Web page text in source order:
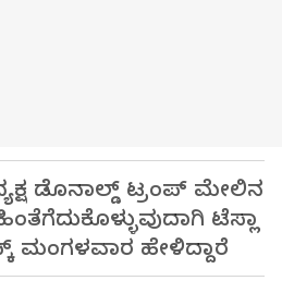
ಡೊನಾಲ್ಡ್ ಟ್ರಂಪ್ ಮೇಲಿನ
ಟೆಸ್ಲಾ
ಹೇಳಿದ್ದಾರೆ